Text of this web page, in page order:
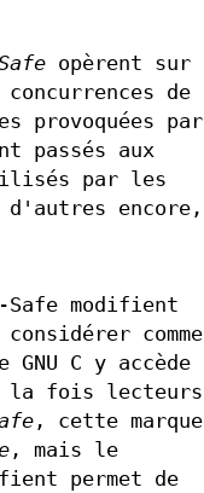
opèrent sur
de
provoquées par
passés aux
par les
encore,
modifient
comme
C y accède
fois lecteurs
, cette marque
, mais le
permet de